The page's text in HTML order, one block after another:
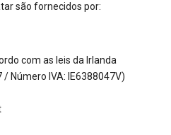
são fornecidos por:
com as leis da Irlanda
Número IVA: IE6388047V)